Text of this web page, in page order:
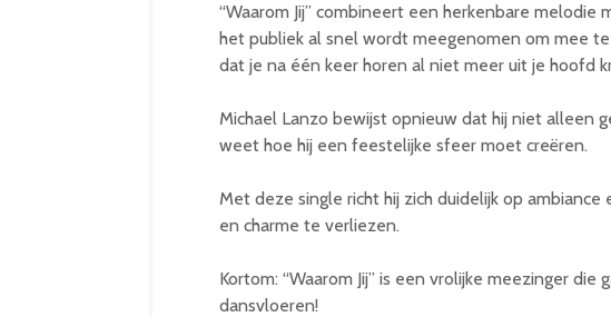
“Waarom Jij” combineert een herkenbare
het publiek al snel wordt meegenomen om mee
dat je na één keer horen al niet meer uit je hoofd
Michael Lanzo bewijst opnieuw dat hij niet alleen
weet hoe hij een feestelijke sfeer moet creëren.
Met deze single richt hij zich duidelijk op
en charme te verliezen.
Kortom: “Waarom Jij” is een vrolijke meezinger
dansvloeren!